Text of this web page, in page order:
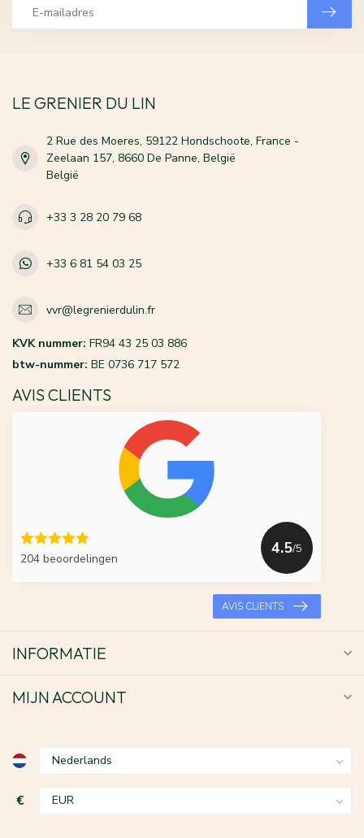
LE GRENIER DU LIN
2 Rue des Moeres, 59122 Hondschoote, France -
Zeelaan 157, 8660 De Panne, België
België
+33 3 28 20 79 68
+33 6 81 54 03 25
vvr@legrenierdulin.fr
KVK nummer: FR94 43 25 03 886
btw-nummer: BE 0736 717 572
AVIS CLIENTS
204 beoordelingen
4.5/5
AVIS CLIENTS
INFORMATIE
MIJN ACCOUNT
€